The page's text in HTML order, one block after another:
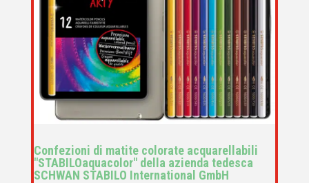
Confezioni di matite colorate acquarellabili
"STABILOaquacolor" della azienda tedesca
SCHWAN STABILO International GmbH